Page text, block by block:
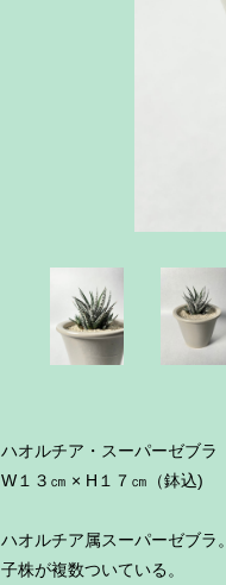
ハオルチア・スーパーゼブラ
W１３㎝ × H１７㎝（鉢込)
ハオルチア属スーパーゼブラ。
子株が複数ついている。